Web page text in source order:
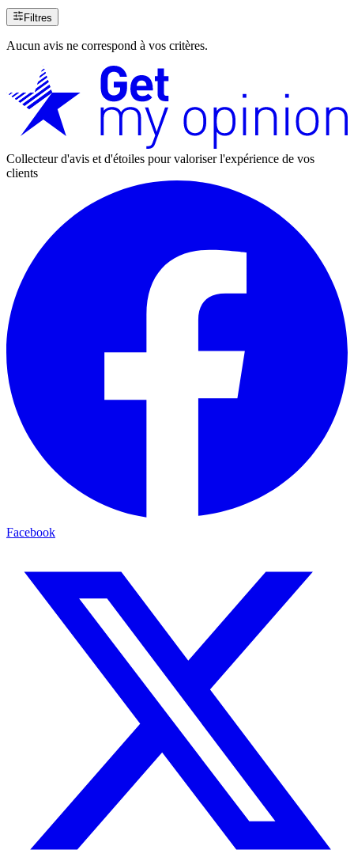
Filtres
Aucun avis ne correspond à vos critères.
Collecteur d'avis et d'étoiles pour valoriser l'expérience de vos
clients
Facebook